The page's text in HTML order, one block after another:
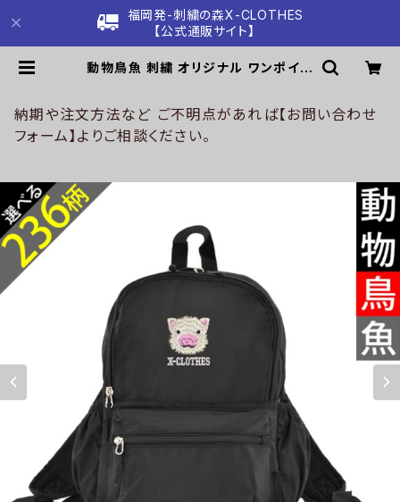
福岡発-刺繍の森X-CLOTHES
【公式通販サイト】
動物鳥魚 刺繍 オリジナル ワンポイン
ク 雑貨 グッズ 自社ブランド 柄 馬 豚
魚 クリスマス ori-a-bg159-b06-
s | 刺繍の森X-CLOTHES【公式通
納期や注文方法など ご不明点があれば【お問い合わせ
フォーム】よりご相談ください。